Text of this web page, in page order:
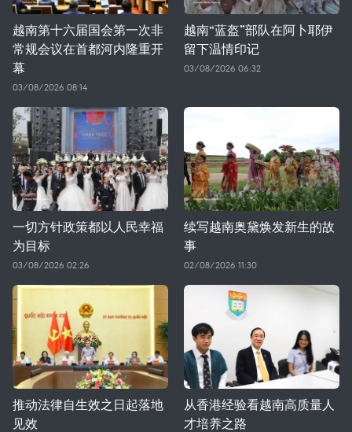
越南第十六届国会第一次非
常规会议在首都河内隆重开
幕
03/08/2026 08:14
越南“蓝盔”部队在阿卜耶伊
留下温情印记
03/08/2026 06:32
一切方针政策都以人民幸福
为目标
03/08/2026 02:26
续写越南奥黛焕发新生的故
事
02/08/2026 11:30
推动法律自生效之日起落地
见效
从香港经验看越南高质量人
才培养之路